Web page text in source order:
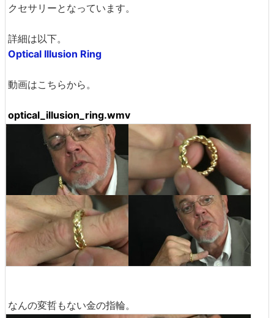
クセサリーとなっています。
詳細は以下。
Optical Illusion Ring
動画はこちらから。
optical_illusion_ring.wmv
なんの変哲もない金の指輪。